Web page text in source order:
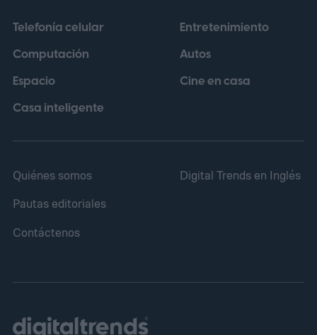
aparición de errores factuales respecto a
su antecesor, GPT-5.5 Instant, de acuerdo
con evaluaciones internas realizadas sobre
consultas financieras, médicas y legales.
Telefonía celular
Computación
Espacio
Casa inteligente
Entretenimiento
Autos
Cine en casa
Quiénes somos
Pautas editoriales
Contáctenos
Digital Trends en Inglés